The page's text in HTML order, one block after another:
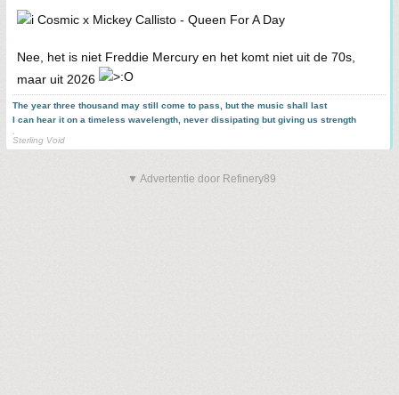
Cosmic x Mickey Callisto - Queen For A Day
Nee, het is niet Freddie Mercury en het komt niet uit de 70s,
maar uit 2026
The year three thousand may still come to pass, but the music shall last
I can hear it on a timeless wavelength, never dissipating but giving us strength
Sterling Void
▼ Advertentie door Refinery89